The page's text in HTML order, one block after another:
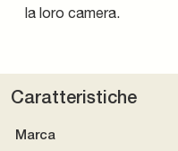
la loro camera.
Caratteristiche
Marca